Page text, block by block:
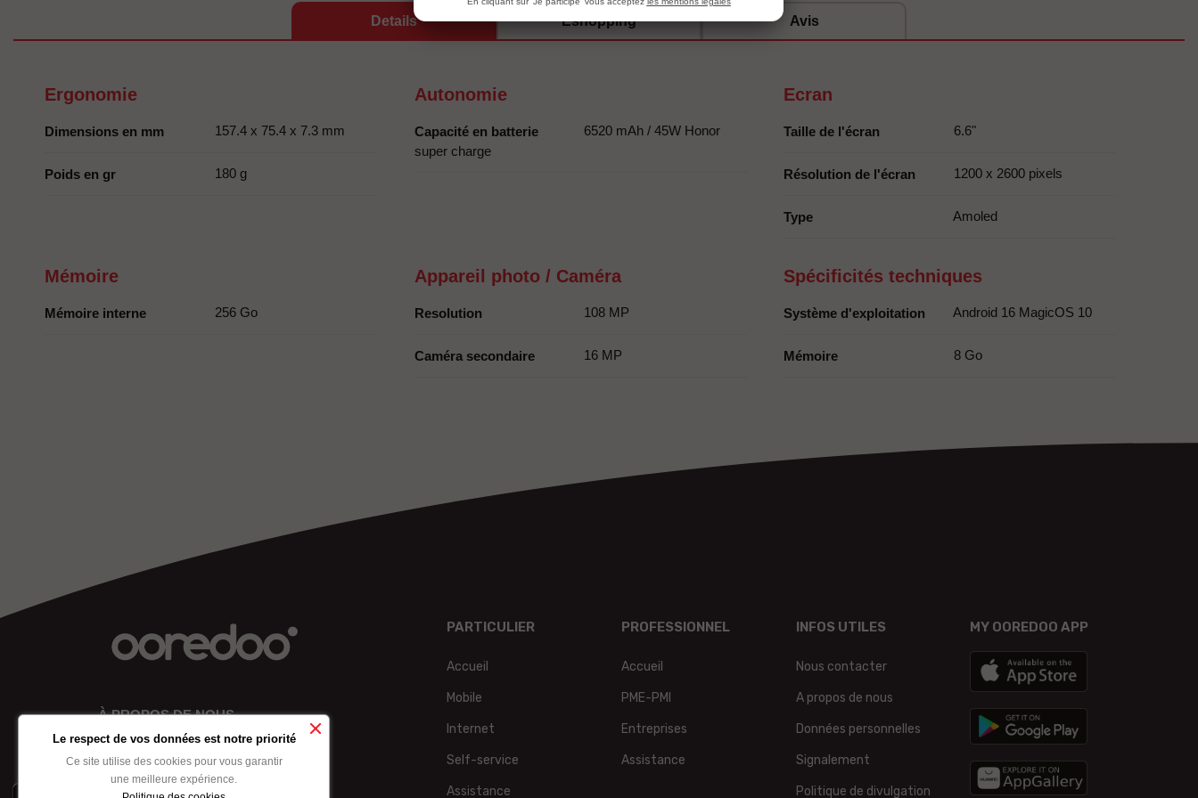
Details Eshopping Avis
Ergonomie
Dimensions en mm 157.4 x 75.4 x 7.3 mm
Poids en gr 180 g
Autonomie
Capacité en batterie
6520 mAh / 45W Honor
super charge
Ecran
Taille de l'écran 6.6"
Résolution de l'écran 1200 x 2600 pixels
Type Amoled
Mémoire
Mémoire interne 256 Go
Appareil photo / Caméra
Resolution 108 MP
Caméra secondaire 16 MP
Spécificités techniques
Système d'exploitation Android 16 MagicOS 10
Mémoire 8 Go
À PROPOS DE NOUS
PARTICULIER
Accueil
Mobile
Internet
Self-service
Assistance
PROFESSIONNEL
Accueil
PME-PMI
Entreprises
Assistance
INFOS UTILES
Nous contacter
A propos de nous
Données personnelles
Signalement
Politique de divulgation
MY OOREDOO APP
Le respect de vos données est notre priorité
Ce site utilise des cookies pour vous garantir
une meilleure expérience.